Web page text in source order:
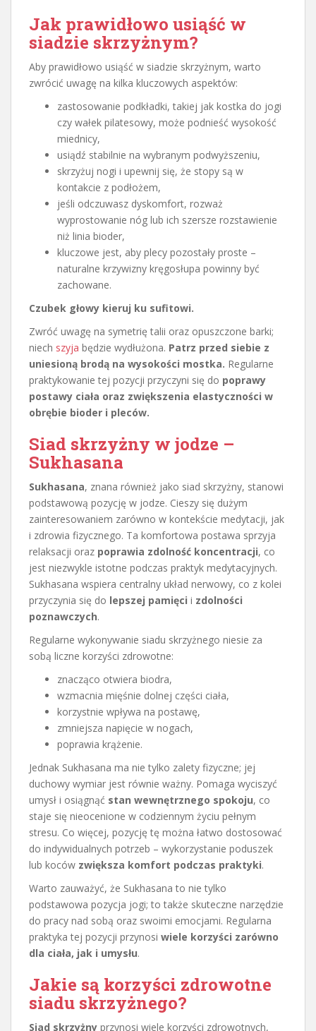
Jak prawidłowo usiąść w
siadzie skrzyżnym?
Aby prawidłowo usiąść w siadzie skrzyżnym, warto
zwrócić uwagę na kilka kluczowych aspektów:
zastosowanie podkładki, takiej jak kostka do jogi
czy wałek pilatesowy, może podnieść wysokość
miednicy,
usiądź stabilnie na wybranym podwyższeniu,
skrzyżuj nogi i upewnij się, że stopy są w
kontakcie z podłożem,
jeśli odczuwasz dyskomfort, rozważ
wyprostowanie nóg lub ich szersze rozstawienie
niż linia bioder,
kluczowe jest, aby plecy pozostały proste –
naturalne krzywizny kręgosłupa powinny być
zachowane.
Czubek głowy kieruj ku sufitowi.
Zwróć uwagę na symetrię talii oraz opuszczone barki;
niech szyja będzie wydłużona. Patrz przed siebie z
uniesioną brodą na wysokości mostka. Regularne
praktykowanie tej pozycji przyczyni się do poprawy
postawy ciała oraz zwiększenia elastyczności w
obrębie bioder i pleców.
Siad skrzyżny w jodze –
Sukhasana
Sukhasana, znana również jako siad skrzyżny, stanowi
podstawową pozycję w jodze. Cieszy się dużym
zainteresowaniem zarówno w kontekście medytacji, jak
i zdrowia fizycznego. Ta komfortowa postawa sprzyja
relaksacji oraz poprawia zdolność koncentracji, co
jest niezwykle istotne podczas praktyk medytacyjnych.
Sukhasana wspiera centralny układ nerwowy, co z kolei
przyczynia się do lepszej pamięci i zdolności
poznawczych.
Regularne wykonywanie siadu skrzyżnego niesie za
sobą liczne korzyści zdrowotne:
znacząco otwiera biodra,
wzmacnia mięśnie dolnej części ciała,
korzystnie wpływa na postawę,
zmniejsza napięcie w nogach,
poprawia krążenie.
Jednak Sukhasana ma nie tylko zalety fizyczne; jej
duchowy wymiar jest równie ważny. Pomaga wyciszyć
umysł i osiągnąć stan wewnętrznego spokoju, co
staje się nieocenione w codziennym życiu pełnym
stresu. Co więcej, pozycję tę można łatwo dostosować
do indywidualnych potrzeb – wykorzystanie poduszek
lub koców zwiększa komfort podczas praktyki.
Warto zauważyć, że Sukhasana to nie tylko
podstawowa pozycja jogi; to także skuteczne narzędzie
do pracy nad sobą oraz swoimi emocjami. Regularna
praktyka tej pozycji przynosi wiele korzyści zarówno
dla ciała, jak i umysłu.
Jakie są korzyści zdrowotne
siadu skrzyżnego?
Siad skrzyżny przynosi wiele korzyści zdrowotnych,